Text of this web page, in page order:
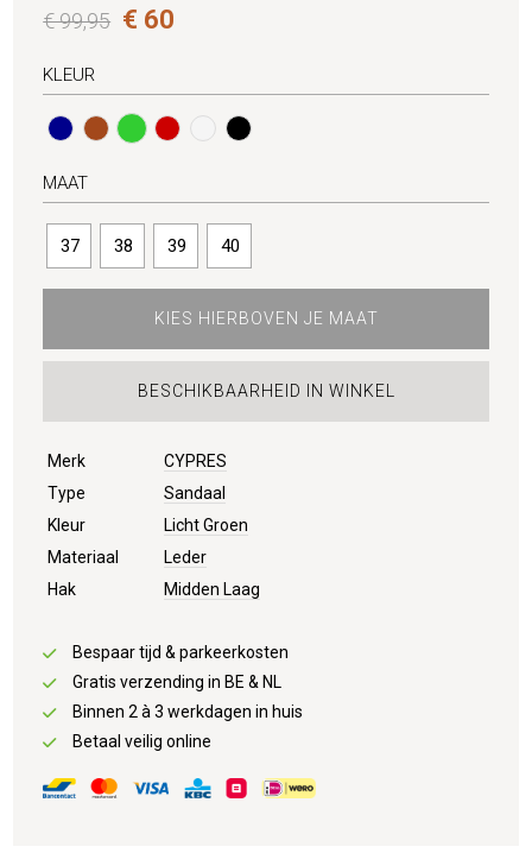
€ 99,95 € 60
KLEUR
MAAT
37 38 39 40
KIES HIERBOVEN JE MAAT
BESCHIKBAARHEID IN WINKEL
Merk
CYPRES
Type
Sandaal
Kleur
Licht Groen
Materiaal
Leder
Hak
Midden Laag
Bespaar tijd & parkeerkosten
Gratis verzending in BE & NL
Binnen 2 à 3 werkdagen in huis
Betaal veilig online